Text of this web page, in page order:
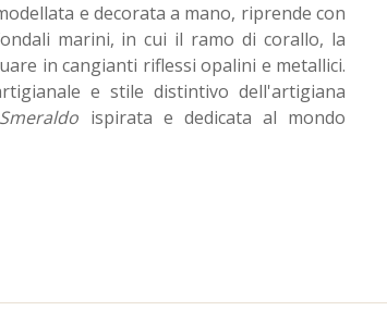
e decorata a mano, riprende con
marini, in cui il ramo di corallo, la
in cangianti riflessi opalini e metallici.
e stile distintivo dell'artigiana
Smeraldo ispirata e dedicata al mondo